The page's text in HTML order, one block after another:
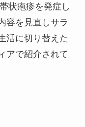
状疱疹を発症し
容を見直しサラ
活に切り替えた
アで紹介されて